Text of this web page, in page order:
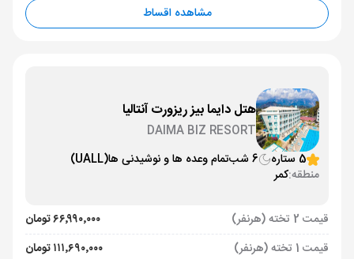
مشاهده اقساط
هتل دایما بیز ریزورت آنتالیا
DAIMA BIZ RESORT
5 ستاره
6 شب تمام وعده ها و نوشیدنی ها(UALL)
منطقه:کمر
قیمت 2 تخته (هرنفر)
۶۶٬۹۹۰٬۰۰۰ تومان
قیمت 1 تخته (هرنفر)
۱۱۱٬۶۹۰٬۰۰۰ تومان